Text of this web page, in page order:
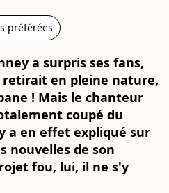
préférées
a surpris ses fans,
en pleine nature,
! Mais le chanteur
coupé du
a en effet expliqué sur
nouvelles de son
fou, lui, il ne s'y